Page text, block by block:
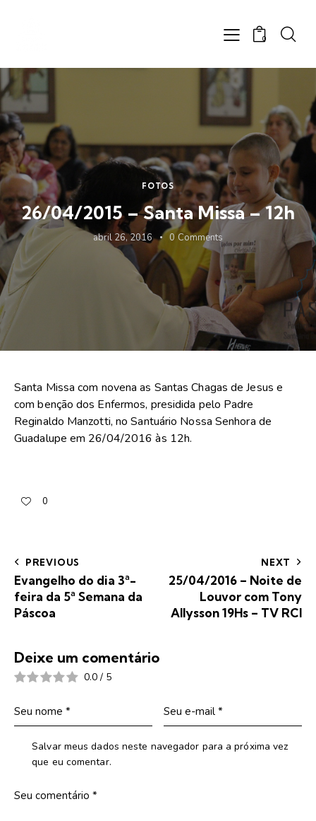
0
FOTOS
26/04/2015 – Santa Missa – 12h
abril 26, 2016 0 Comments
Santa Missa com novena as Santas Chagas de Jesus e
com benção dos Enfermos, presidida pelo Padre
Reginaldo Manzotti, no Santuário Nossa Senhora de
Guadalupe em 26/04/2016 às 12h.
0
PREVIOUS
Evangelho do dia 3ª-
feira da 5ª Semana da
Páscoa
NEXT
25/04/2016 – Noite de
Louvor com Tony
Allysson 19Hs – TV RCI
Deixe um comentário
0.0 / 5
Salvar meus dados neste navegador para a próxima vez
que eu comentar.